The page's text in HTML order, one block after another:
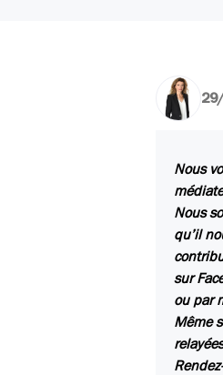
Nous
Nous
qu’il
sur
ou par
Même